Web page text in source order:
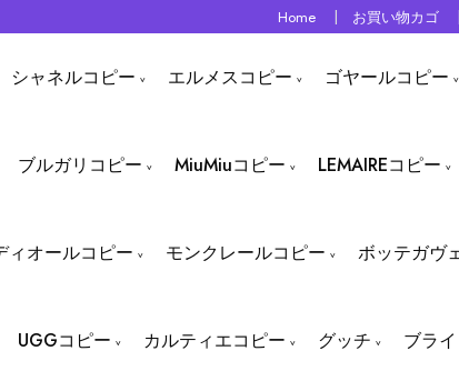
Home お買い物カゴ
シャネルコピー エルメスコピー ゴヤールコピー
ブルガリコピー MiuMiuコピー LEMAIREコピー
ィオールコピー モンクレールコピー ボッテガヴ
UGGコピー カルティエコピー グッチ ブラ